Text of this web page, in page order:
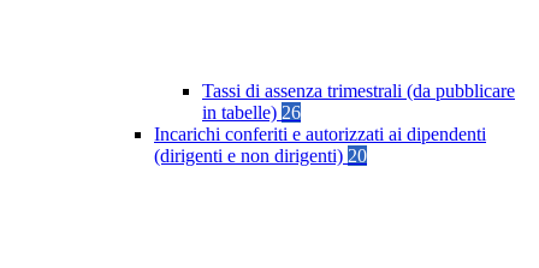
Tassi di assenza trimestrali (da pubblicare
in tabelle) 26
Incarichi conferiti e autorizzati ai dipendenti
(dirigenti e non dirigenti) 20